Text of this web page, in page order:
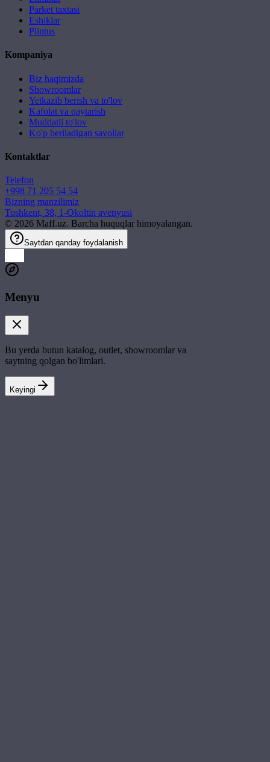
Parket taxtasi
Eshiklar
Plintus
Kompaniya
Biz haqimizda
Showroomlar
Yetkazib berish va to'lov
Kafolat va qaytarish
Muddatli to'lov
Ko'p beriladigan savollar
Kontaktlar
Telefon
+998 71 205 54 54
Bizning manzilimiz
Toshkent, 38, 1-Okoltin avenyusi
© 2026 Maff.uz. Barcha huquqlar himoyalangan.
Saytdan qanday foydalanish
Menyu
Bu yerda butun katalog, outlet, showroomlar va
saytning qolgan bo'limlari.
Keyingi